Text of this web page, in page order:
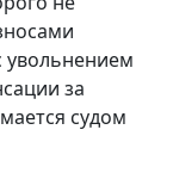
увольнением
за
судом